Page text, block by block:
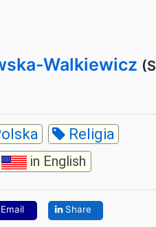
Walkiewicz
Religia
in English
Email Share